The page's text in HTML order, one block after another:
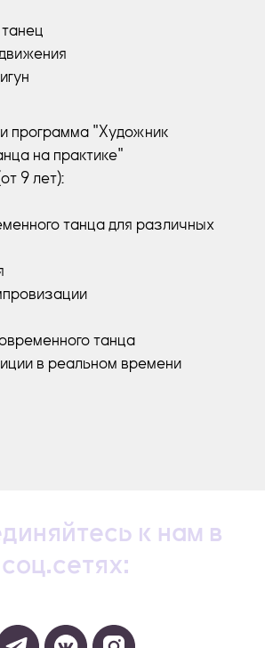
программа "Художник
на практике"
9 лет):
танца для различных
танца
в реальном времени
к нам в
соц.сетях: